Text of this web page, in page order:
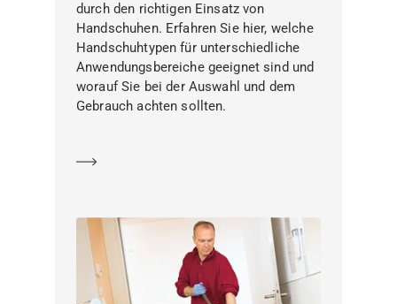
durch den richtigen Einsatz von
Handschuhen. Erfahren Sie hier, welche
Handschuhtypen für unterschiedliche
Anwendungsbereiche geeignet sind und
worauf Sie bei der Auswahl und dem
Gebrauch achten sollten.